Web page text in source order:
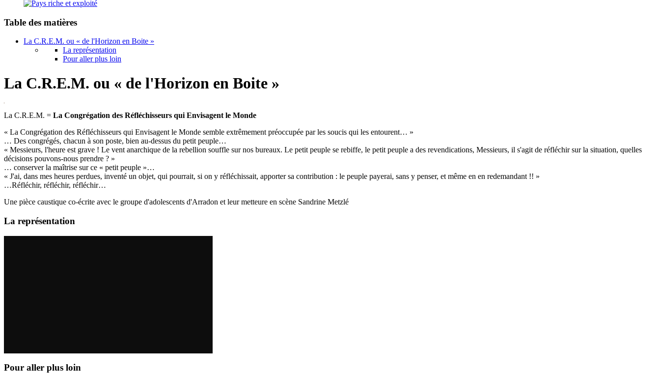
Pays riche et exploité
Table des matières
La C.R.E.M. ou « de l'Horizon en Boite »
La représentation
Pour aller plus loin
La C.R.E.M. ou « de l'Horizon en Boite »
La C.R.E.M. = La Congrégation des Réfléchisseurs qui Envisagent le Monde
« La Congrégation des Réfléchisseurs qui Envisagent le Monde semble extrêmement préoccupée par les soucis qui les entourent… »
… Des congrégés, chacun à son poste, bien au-dessus du petit peuple…
« Messieurs, l'heure est grave ! Le vent anarchique de la rebellion souffle sur nos bureaux. Le petit peuple se rebiffe, le petit peuple a des revendications, Messieurs, il s'agit de réfléchir sur la situation, quelles
décisions pouvons-nous prendre ? »
… conserver la maîtrise sur ce « petit peuple »…
« J'ai, dans mes heures perdues, inventé un objet, qui pourrait, si on y réfléchissait, apporter sa contribution : le peuple payerai, sans y penser, et même en en redemandant !! »
…Réfléchir, réfléchir, réfléchir…
Une pièce caustique co-écrite avec le groupe d'adolescents d'Arradon et leur metteure en scène Sandrine Metzlé
La représentation
Pour aller plus loin